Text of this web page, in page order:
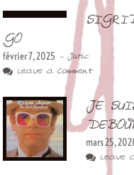
GO
février 7, 2025 - Juric
Leave a Comment
JE
DEBOUT
mars 25, 2021
Leave